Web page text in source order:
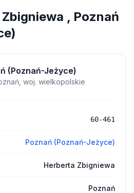
, Poznań
(Poznań-Jeżyce)
woj. wielkopolskie
60-461
Poznań (Poznań-Jeżyce)
Herberta Zbigniewa
Poznań